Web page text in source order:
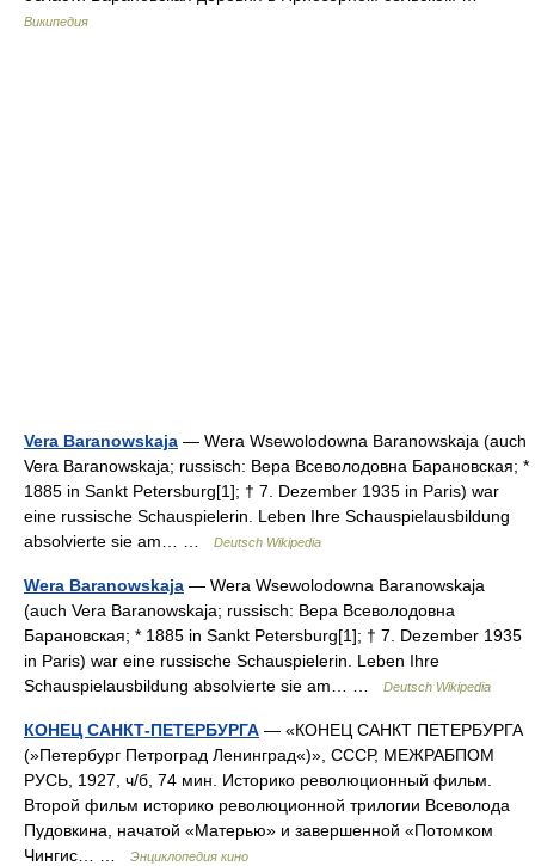
Википедия
Vera Baranowskaja — Wera Wsewolodowna Baranowskaja (auch
Vera Baranowskaja; russisch: Вера Всеволодовна Барановская; *
1885 in Sankt Petersburg[1]; † 7. Dezember 1935 in Paris) war
eine russische Schauspielerin. Leben Ihre Schauspielausbildung
absolvierte sie am… …
Deutsch Wikipedia
Wera Baranowskaja — Wera Wsewolodowna Baranowskaja
(auch Vera Baranowskaja; russisch: Вера Всеволодовна
Барановская; * 1885 in Sankt Petersburg[1]; † 7. Dezember 1935
in Paris) war eine russische Schauspielerin. Leben Ihre
Schauspielausbildung absolvierte sie am… …
Deutsch Wikipedia
КОНЕЦ САНКТ-ПЕТЕРБУРГА — «КОНЕЦ САНКТ ПЕТЕРБУРГА
(»Петербург Петроград Ленинград«)», СССР, МЕЖРАБПОМ
РУСЬ, 1927, ч/б, 74 мин. Историко революционный фильм.
Второй фильм историко революционной трилогии Всеволода
Пудовкина, начатой «Матерью» и завершенной «Потомком
Чингис… …
Энциклопедия кино